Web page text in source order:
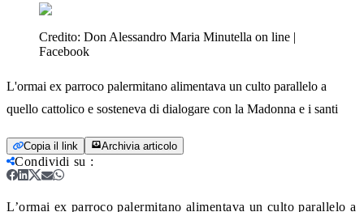
Credito: Don Alessandro Maria Minutella on line |
Facebook
L'ormai ex parroco palermitano alimentava un culto parallelo a
quello cattolico e sosteneva di dialogare con la Madonna e i santi
Copia il link Archivia articolo
Condividi su :
L’ormai ex parroco palermitano alimentava un culto parallelo a